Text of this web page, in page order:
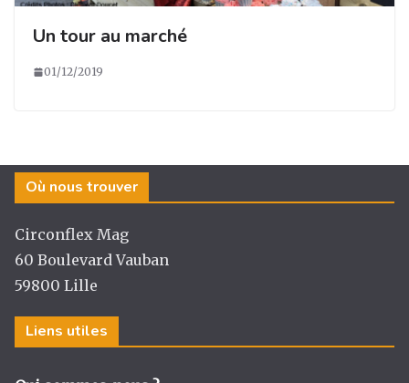
Un tour au marché
01/12/2019
Où nous trouver
Circonflex Mag
60 Boulevard Vauban
59800 Lille
Liens utiles